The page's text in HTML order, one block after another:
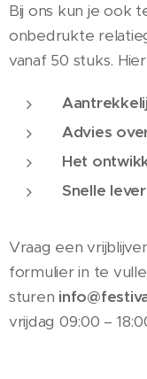
Bij ons kun je ook
onbedrukte
vanaf 50 stuks.
Advies
Het
Snelle
Vraag een
formulier in te
sturen
vrijdag 09:00 –